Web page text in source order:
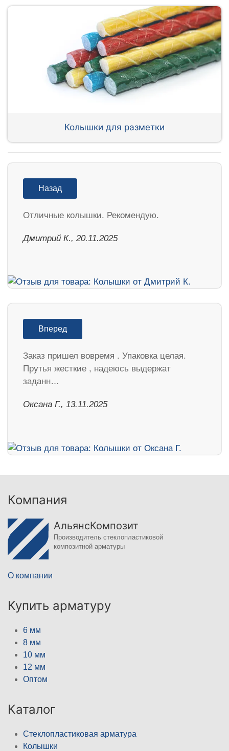
Колышки для разметки
Назад
Отличные колышки. Рекомендую.
Дмитрий К., 20.11.2025
Вперед
Заказ пришел вовремя . Упаковка целая.
Прутья жесткие , надеюсь выдержат
заданн…
Оксана Г., 13.11.2025
Компания
АльянсКомпозит
Производитель стеклопластиковой
композитной арматуры
О компании
Купить арматуру
6 мм
8 мм
10 мм
12 мм
Оптом
Каталог
Стеклопластиковая арматура
Колышки